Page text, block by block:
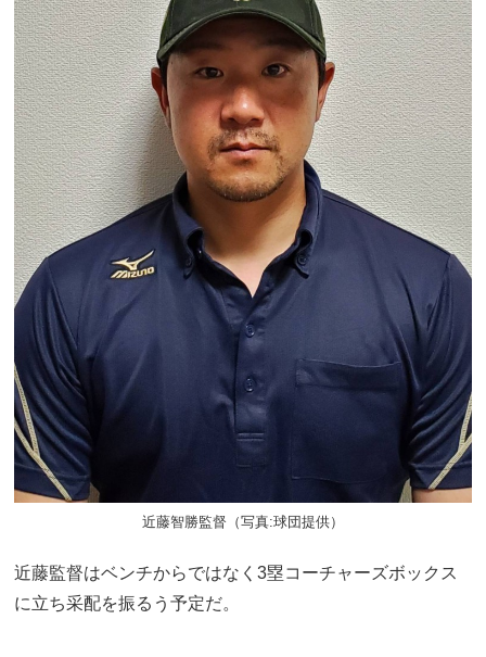
近藤智勝監督（写真:球団提供）
近藤監督はベンチからではなく3塁コーチャーズボックス
に立ち采配を振るう予定だ。